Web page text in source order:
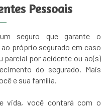
Pessoais
seguro que garante o
próprio segurado em caso
parcial por acidente ou ao(s)
do segurado. Mais
e sua família.
vida, você contará com o